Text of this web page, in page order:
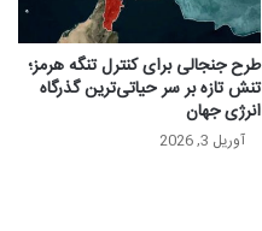
طرح جنجالی برای کنترل تنگه هرمز؛
تنش تازه بر سر حیاتی‌ترین گذرگاه
انرژی جهان
آوریل 3, 2026